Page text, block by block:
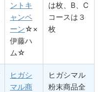
ントキ
ャンペ
ーン☆×
伊藤ハ
ム☆
は枚、B、C
コースは３
枚
ヒガシ
マル商
ヒガシマル
粉末商品全